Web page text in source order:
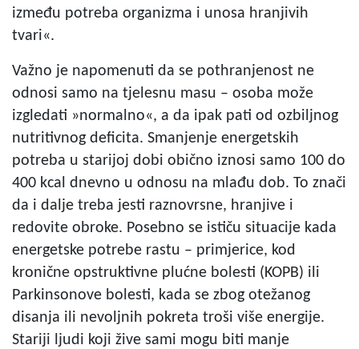
između potreba organizma i unosa hranjivih
tvari«.
Važno je napomenuti da se pothranjenost ne
odnosi samo na tjelesnu masu – osoba može
izgledati »normalno«, a da ipak pati od ozbiljnog
nutritivnog deficita. Smanjenje energetskih
potreba u starijoj dobi obično iznosi samo 100 do
400 kcal dnevno u odnosu na mlađu dob. To znači
da i dalje treba jesti raznovrsne, hranjive i
redovite obroke. Posebno se ističu situacije kada
energetske potrebe rastu – primjerice, kod
kronične opstruktivne plućne bolesti (KOPB) ili
Parkinsonove bolesti, kada se zbog otežanog
disanja ili nevoljnih pokreta troši više energije.
Stariji ljudi koji žive sami mogu biti manje